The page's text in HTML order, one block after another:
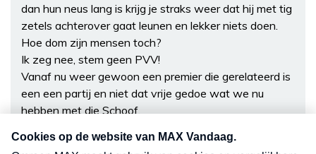
dan hun neus lang is krijg je straks weer dat hij met tig
zetels achterover gaat leunen en lekker niets doen.
Hoe dom zijn mensen toch?
Ik zeg nee, stem geen PVV!
Vanaf nu weer gewoon een premier die gerelateerd is
een een partij en niet dat vrije gedoe wat we nu
hebben met die Schoof.
allemaal geld toe te stoppen, geld terug halen! Ze